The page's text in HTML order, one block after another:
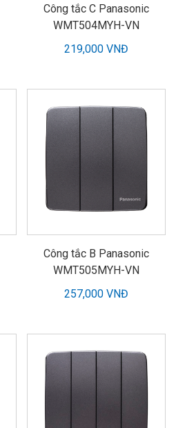
Công tắc C Panasonic
WMT504MYH-VN
219,000 VNĐ
Công tắc B Panasonic
WMT505MYH-VN
257,000 VNĐ